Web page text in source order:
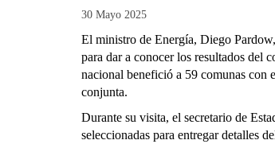
30 Mayo 2025
El ministro de Energía, Diego
para dar a conocer los resultados del
nacional benefició a 59 comunas con
conjunta.
Durante su visita, el secretario de
seleccionadas para entregar detalles